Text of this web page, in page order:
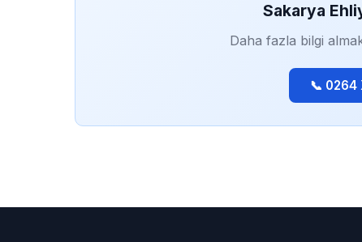
Sakarya
Daha fazla bilgi
📞 0264